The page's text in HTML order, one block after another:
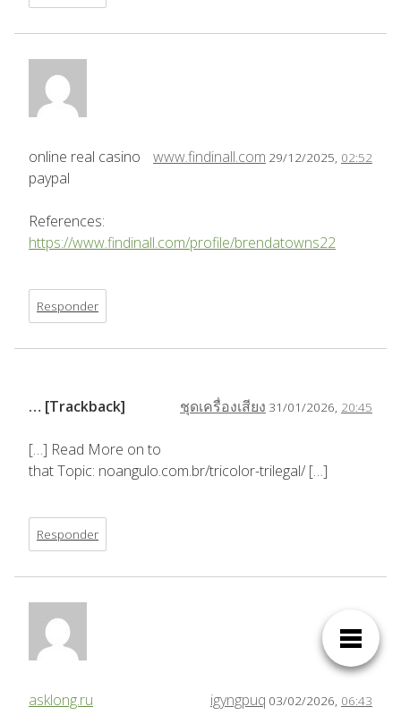
www.findinall.com 29/12/2025, 02:52
online real casino
paypal
References:
https://www.findinall.com/profile/brendatowns22
Responder
ชุดเครื่องเสียง 31/01/2026, 20:45
… [Trackback]
[…] Read More on to
that Topic: noangulo.com.br/tricolor-trilegal/ […]
Responder
igyngpuq 03/02/2026, 06:43
asklong.ru